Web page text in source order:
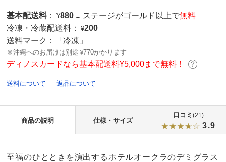
基本配送料 ： ¥880 → ステージがゴールド以上で無料
冷凍・冷蔵配送料：
¥200
送料マーク：
「冷凍」
※沖縄へのお届けは別途 ¥770かかります
ディノスカードなら基本配送料¥5,000まで無料！
送料について ｜返品について
商品の説明 仕様・サイズ
口コミ(21)
3.9
至福のひとときを演出するホテルオークラのデミグラス